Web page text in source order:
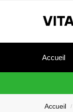
Accueil
Accueil /